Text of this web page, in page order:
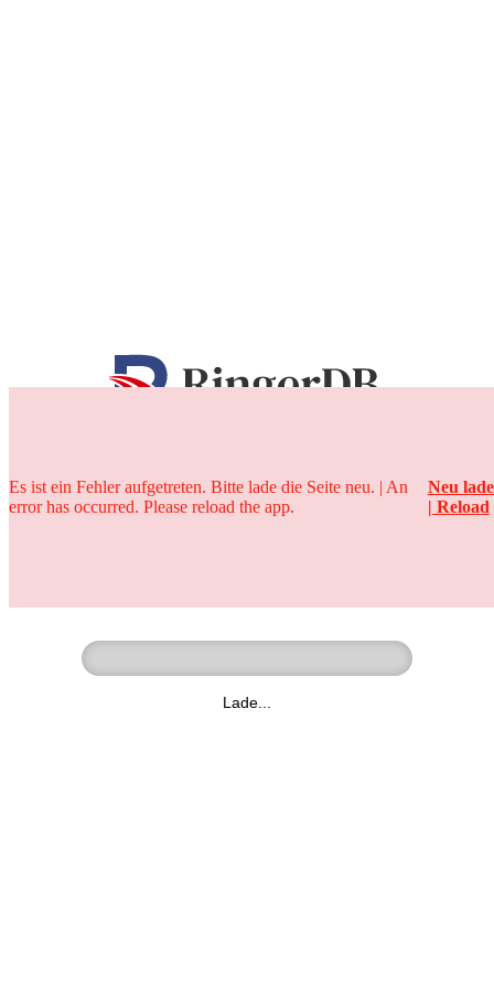
25 Jahre
Lade...
Es ist ein Fehler aufgetreten. Bitte lade die Seite neu. | An
error has occurred. Please reload the app.
Neu
| Reload